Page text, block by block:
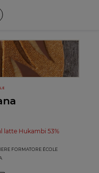
i nostri prodotti online
latte Hukambi 53%
FORMATORE ÉCOLE